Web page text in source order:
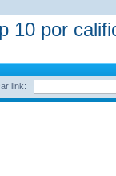
10 por
link: